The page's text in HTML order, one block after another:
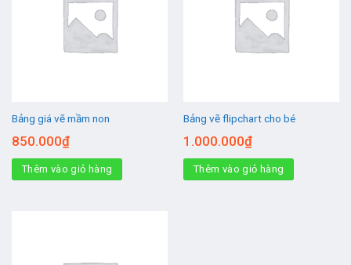
Bảng giá vẽ mầm non
850.000₫
Thêm vào giỏ hàng
Bảng vẽ flipchart cho bé
1.000.000₫
Thêm vào giỏ hàng